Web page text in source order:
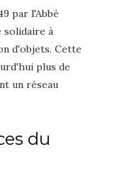
par l'Abbé
solidaire à
d'objets. Cette
plus de
un réseau
du